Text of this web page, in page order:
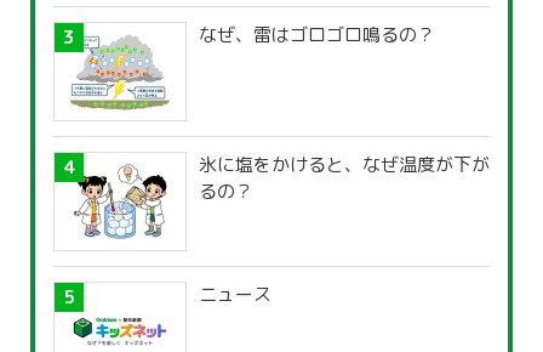
なぜ、雷はゴロゴロ鳴るの？
氷に塩をかけると、なぜ温度が下が
るの？
ニュース